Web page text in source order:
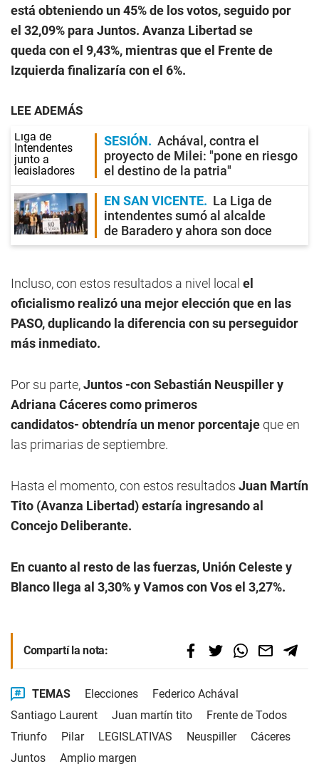
está obteniendo un 45% de los votos, seguido por
el 32,09% para Juntos. Avanza Libertad se
queda con el 9,43%, mientras que el Frente de
Izquierda finalizaría con el 6%.
LEE ADEMÁS
SESIÓN
Achával, contra el
proyecto de Milei: "pone en riesgo
el destino de la patria"
EN SAN VICENTE
La Liga de
intendentes sumó al alcalde
de Baradero y ahora son doce
Incluso, con estos resultados a nivel local el
oficialismo realizó una mejor elección que en las
PASO, duplicando la diferencia con su perseguidor
más inmediato.
Por su parte,Juntos -con Sebastián Neuspiller y
Adriana Cáceres como primeros
candidatos- obtendría un menor porcentaje que en
las primarias de septiembre.
Hasta el momento, con estos resultados Juan Martín
Tito (Avanza Libertad) estaría ingresando al
Concejo Deliberante.
En cuanto al resto de las fuerzas, Unión Celeste y
Blanco llega al 3,30% y Vamos con Vos el 3,27%.
Compartí la nota:
TEMAS Elecciones
Federico Achával
Santiago Laurent
Juan martín tito
Frente de Todos
Triunfo
Pilar LEGISLATIVAS Neuspiller
Cáceres
Juntos
Amplio margen